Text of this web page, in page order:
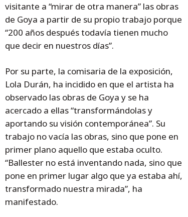
visitante a “mirar de otra manera” las obras
de Goya a partir de su propio trabajo porque
“200 años después todavía tienen mucho
que decir en nuestros días”.
Por su parte, la comisaria de la exposición,
Lola Durán, ha incidido en que el artista ha
observado las obras de Goya y se ha
acercado a ellas “transformándolas y
aportando su visión contemporánea”. Su
trabajo no vacía las obras, sino que pone en
primer plano aquello que estaba oculto.
“Ballester no está inventando nada, sino que
pone en primer lugar algo que ya estaba ahí,
transformado nuestra mirada”, ha
manifestado.